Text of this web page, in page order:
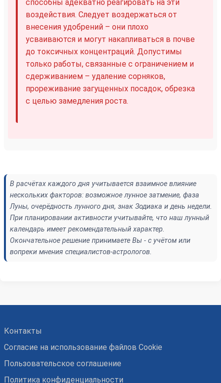
способны адекватно реагировать на эти
воздействия. Следует воздержаться от
внесения удобрений – они плохо
усваиваются и могут накапливаться в почве
до токсичных концентраций. Допустимы
только работы, связанные с ограничением и
сдерживанием – удаление сорняков,
прореживание загущенных посадок, обрезка
с целью замедления роста.
В расчётах каждого дня учитывается взаимное влияние
нескольких факторов: возможное лунное затмение, фаза
Луны, очерёдность лунного дня, знак Зодиака и день недели.
При планировании активности учитывайте, что наш лунный
календарь имеет рекомендательный характер.
Окончательное решение принимаете Вы - с учётом или
вопреки мнения специалистов-астрологов.
Контакты
Согласие на использование файлов Cookie
Пользовательское соглашение
Политика конфиденциальности